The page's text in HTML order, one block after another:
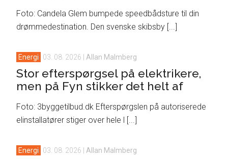
Foto: Candela Glem bumpede speedbådsture til din
drømmedestination. Den svenske skibsby [...]
Energi 03. 08. 2026 Allan Malmberg
Stor efterspørgsel på elektrikere,
men på Fyn stikker det helt af
Foto: 3byggetilbud.dk Efterspørgslen på autoriserede
elinstallatører stiger over hele l [...]
Energi 03. 08. 2026 Allan Malmberg